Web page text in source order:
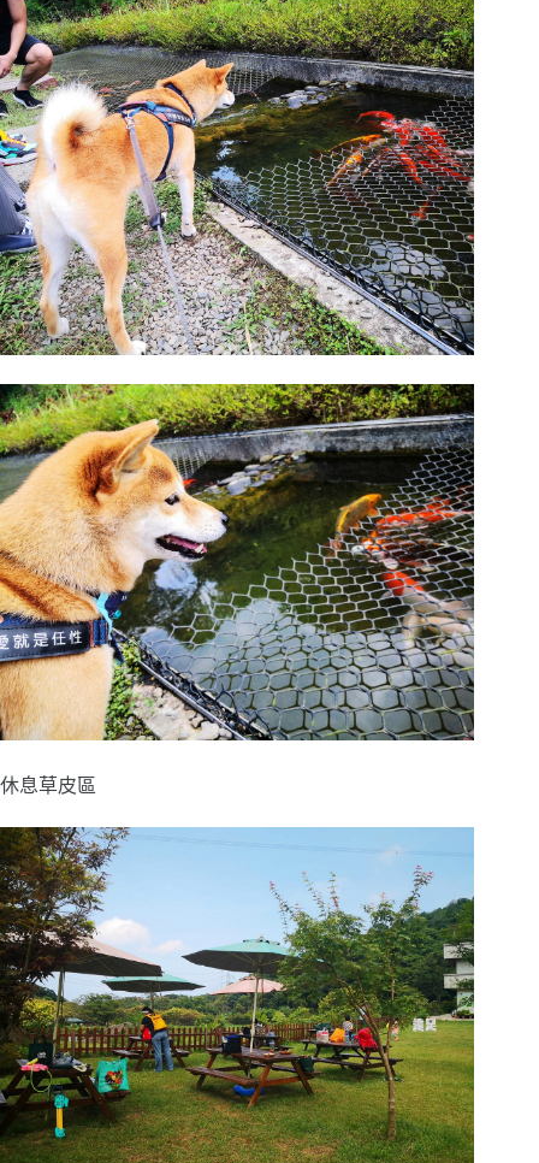
休息草皮區